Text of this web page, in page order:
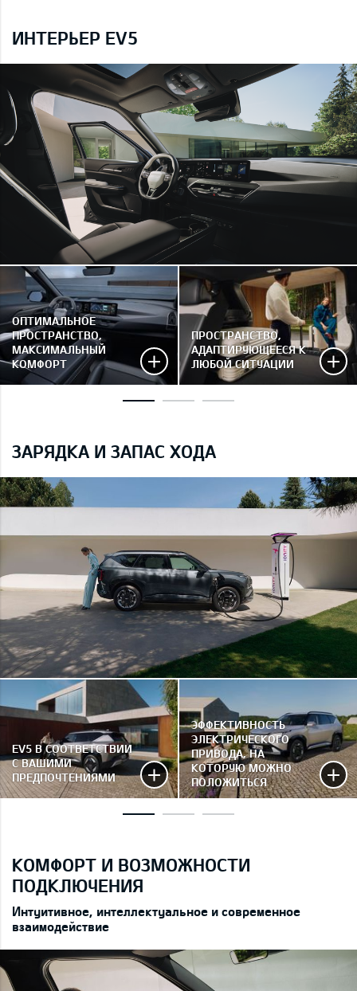
ИНТЕРЬЕР EV5
ОПТИМАЛЬНОЕ
ПРОСТРАНСТВО,
МАКСИМАЛЬНЫЙ
КОМФОРТ
ПРОСТРАНСТВО,
АДАПТИРУЮЩЕЕСЯ К
ЛЮБОЙ СИТУАЦИИ
ЗАРЯДКА И ЗАПАС ХОДА
EV5 В СООТВЕТСТВИИ
С ВАШИМИ
ПРЕДПОЧТЕНИЯМИ
ЭФФЕКТИВНОСТЬ
ЭЛЕКТРИЧЕСКОГО
ПРИВОДА, НА
КОТОРУЮ МОЖНО
ПОЛОЖИТЬСЯ
КОМФОРТ И ВОЗМОЖНОСТИ
ПОДКЛЮЧЕНИЯ
Интуитивное, интеллектуальное и современное
взаимодействие